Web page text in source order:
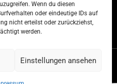
Wenn du diesen
oder eindeutige IDs auf
nicht erteilst oder zurückziehst,
werden.
Einstellungen ansehen